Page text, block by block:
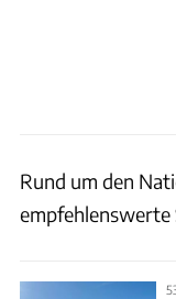
Rund um den
empfehlenswerte